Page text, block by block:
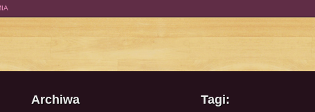
Archiwa Tagi: